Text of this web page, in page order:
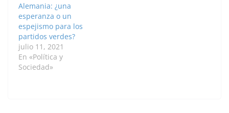
domingo.…
Alemania: ¿una
esperanza o un
espejismo para los
partidos verdes?
julio 11, 2021
En «Política y
Sociedad»